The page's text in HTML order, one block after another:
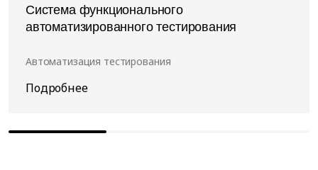
Система функционального
автоматизированного тестирования
Автоматизация тестирования